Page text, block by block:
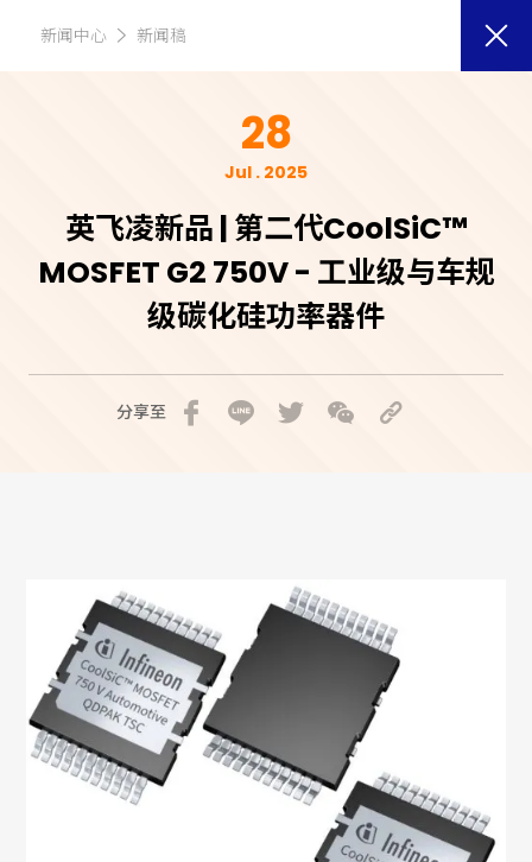
新闻中心 新闻稿
28
Jul . 2025
英飞凌新品 | 第二代CoolSiC™
MOSFET G2 750V - 工业级与车规
级碳化硅功率器件
分享至